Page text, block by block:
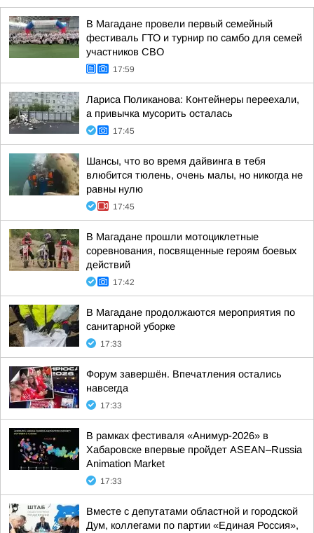
В Магадане провели первый семейный
фестиваль ГТО и турнир по самбо для семей
участников СВО
17:59
Лариса Поликанова: Контейнеры переехали,
а привычка мусорить осталась
17:45
Шансы, что во время дайвинга в тебя
влюбится тюлень, очень малы, но никогда не
равны нулю
17:45
В Магадане прошли мотоциклетные
соревнования, посвященные героям боевых
действий
17:42
В Магадане продолжаются мероприятия по
санитарной уборке
17:33
Форум завершён. Впечатления остались
навсегда
17:33
В рамках фестиваля «Анимур-2026» в
Хабаровске впервые пройдет ASEAN–Russia
Animation Market
17:33
Вместе с депутатами областной и городской
Дум, коллегами по партии «Единая Россия»,